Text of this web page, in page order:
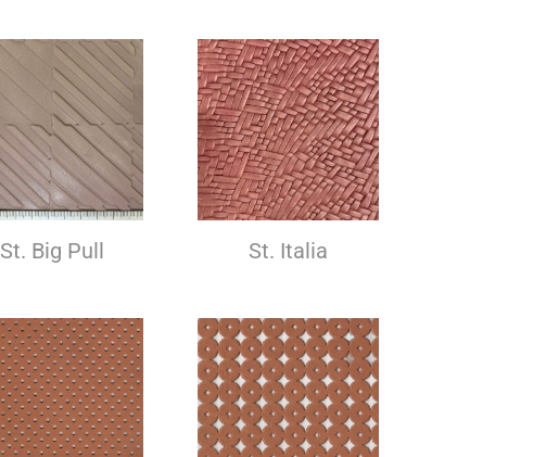
St. Big Pull St. Italia